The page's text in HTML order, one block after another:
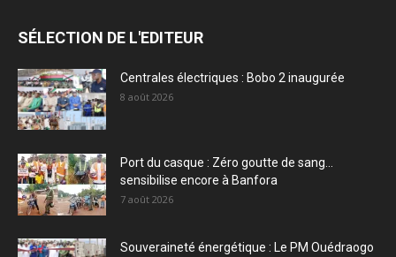
SÉLECTION DE L'EDITEUR
Centrales électriques : Bobo 2 inaugurée
8 août 2026
Port du casque : Zéro goutte de sang…
sensibilise encore à Banfora
7 août 2026
Souveraineté énergétique : Le PM Ouédraogo